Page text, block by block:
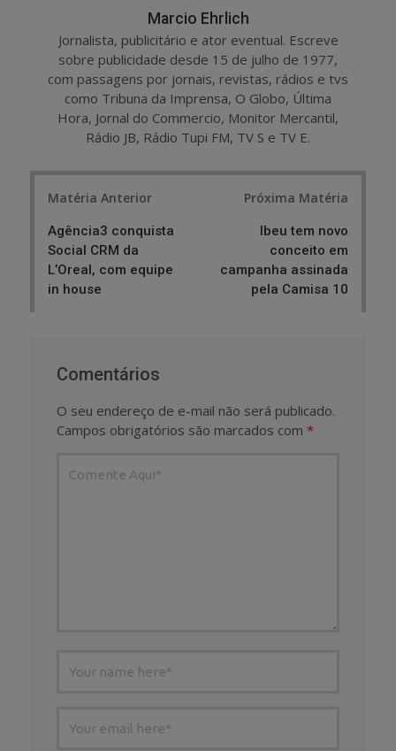
Marcio Ehrlich
Jornalista, publicitário e ator eventual. Escreve
sobre publicidade desde 15 de julho de 1977,
com passagens por jornais, revistas, rádios e tvs
como Tribuna da Imprensa, O Globo, Última
Hora, Jornal do Commercio, Monitor Mercantil,
Rádio JB, Rádio Tupi FM, TV S e TV E.
Matéria Anterior
Agência3 conquista
Social CRM da
L’Oreal, com equipe
in house
Próxima Matéria
Ibeu tem novo
conceito em
campanha assinada
pela Camisa 10
Comentários
O seu endereço de e-mail não será publicado.
Campos obrigatórios são marcados com *